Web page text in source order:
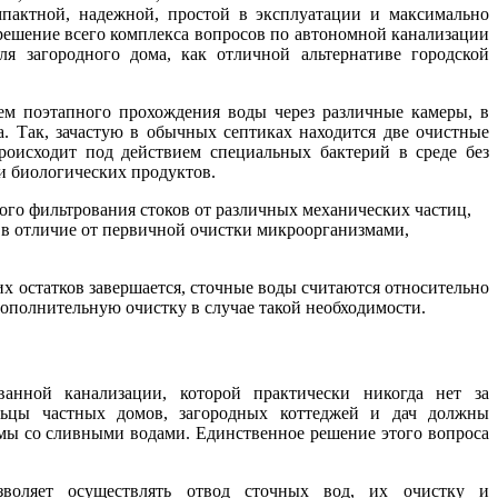
надежной, простой в эксплуатации и максимально
всего комплекса вопросов по автономной канализации
загородного дома, как отличной альтернативе городской
поэтапного прохождения воды через различные камеры, в
Так, зачастую в обычных септиках находится две очистные
под действием специальных бактерий в среде без
биологических продуктов.
фильтрования стоков от различных механических частиц,
отличие от первичной очистки микроорганизмами,
остатков завершается, сточные воды считаются относительно
очистку в случае такой необходимости.
канализации, которой практически никогда нет за
частных домов, загородных коттеджей и дач должны
со сливными водами. Единственное решение этого вопроса
осуществлять отвод сточных вод, их очистку и